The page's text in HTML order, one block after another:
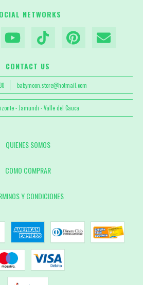
NETWORKS
CONTACT US
babymoon.store@hotmail.com
- Jamundi - Valle del Cauca
QUIENES SOMOS
COMO COMPRAR
Y CONDICIONES